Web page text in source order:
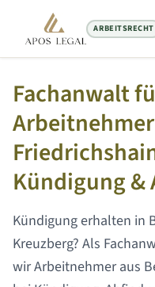
ARBEITSRECHT
Startseite/Arbeitsrecht Anwalt
Fachanwalt
Kündigung
Kündigung erhalten in
Kreuzberg? Als
wir Arbeitnehmer aus